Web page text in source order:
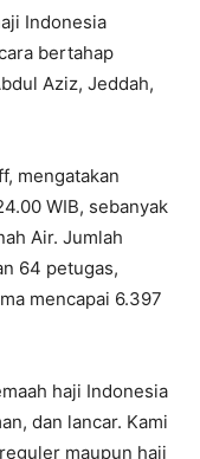
Indonesia
bertahap
Aziz, Jeddah,
mengatakan
WIB, sebanyak
Air. Jumlah
64 petugas,
mencapai 6.397
haji Indonesia
dan lancar. Kami
maupun haji